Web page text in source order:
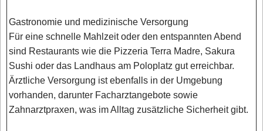
Gastronomie und medizinische Versorgung
Für eine schnelle Mahlzeit oder den entspannten Abend
sind Restaurants wie die Pizzeria Terra Madre, Sakura
Sushi oder das Landhaus am Poloplatz gut erreichbar.
Ärztliche Versorgung ist ebenfalls in der Umgebung
vorhanden, darunter Facharztangebote sowie
Zahnarztpraxen, was im Alltag zusätzliche Sicherheit gibt.